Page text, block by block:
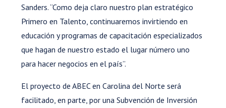
Sanders. “Como deja claro nuestro plan estratégico
Primero en Talento, continuaremos invirtiendo en
educación y programas de capacitación especializados
que hagan de nuestro estado el lugar número uno
para hacer negocios en el país”.
El proyecto de ABEC en Carolina del Norte será
facilitado, en parte, por una Subvención de Inversión